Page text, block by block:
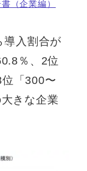
（企業編）
導入割合が
％、2位
「300〜
きな企業